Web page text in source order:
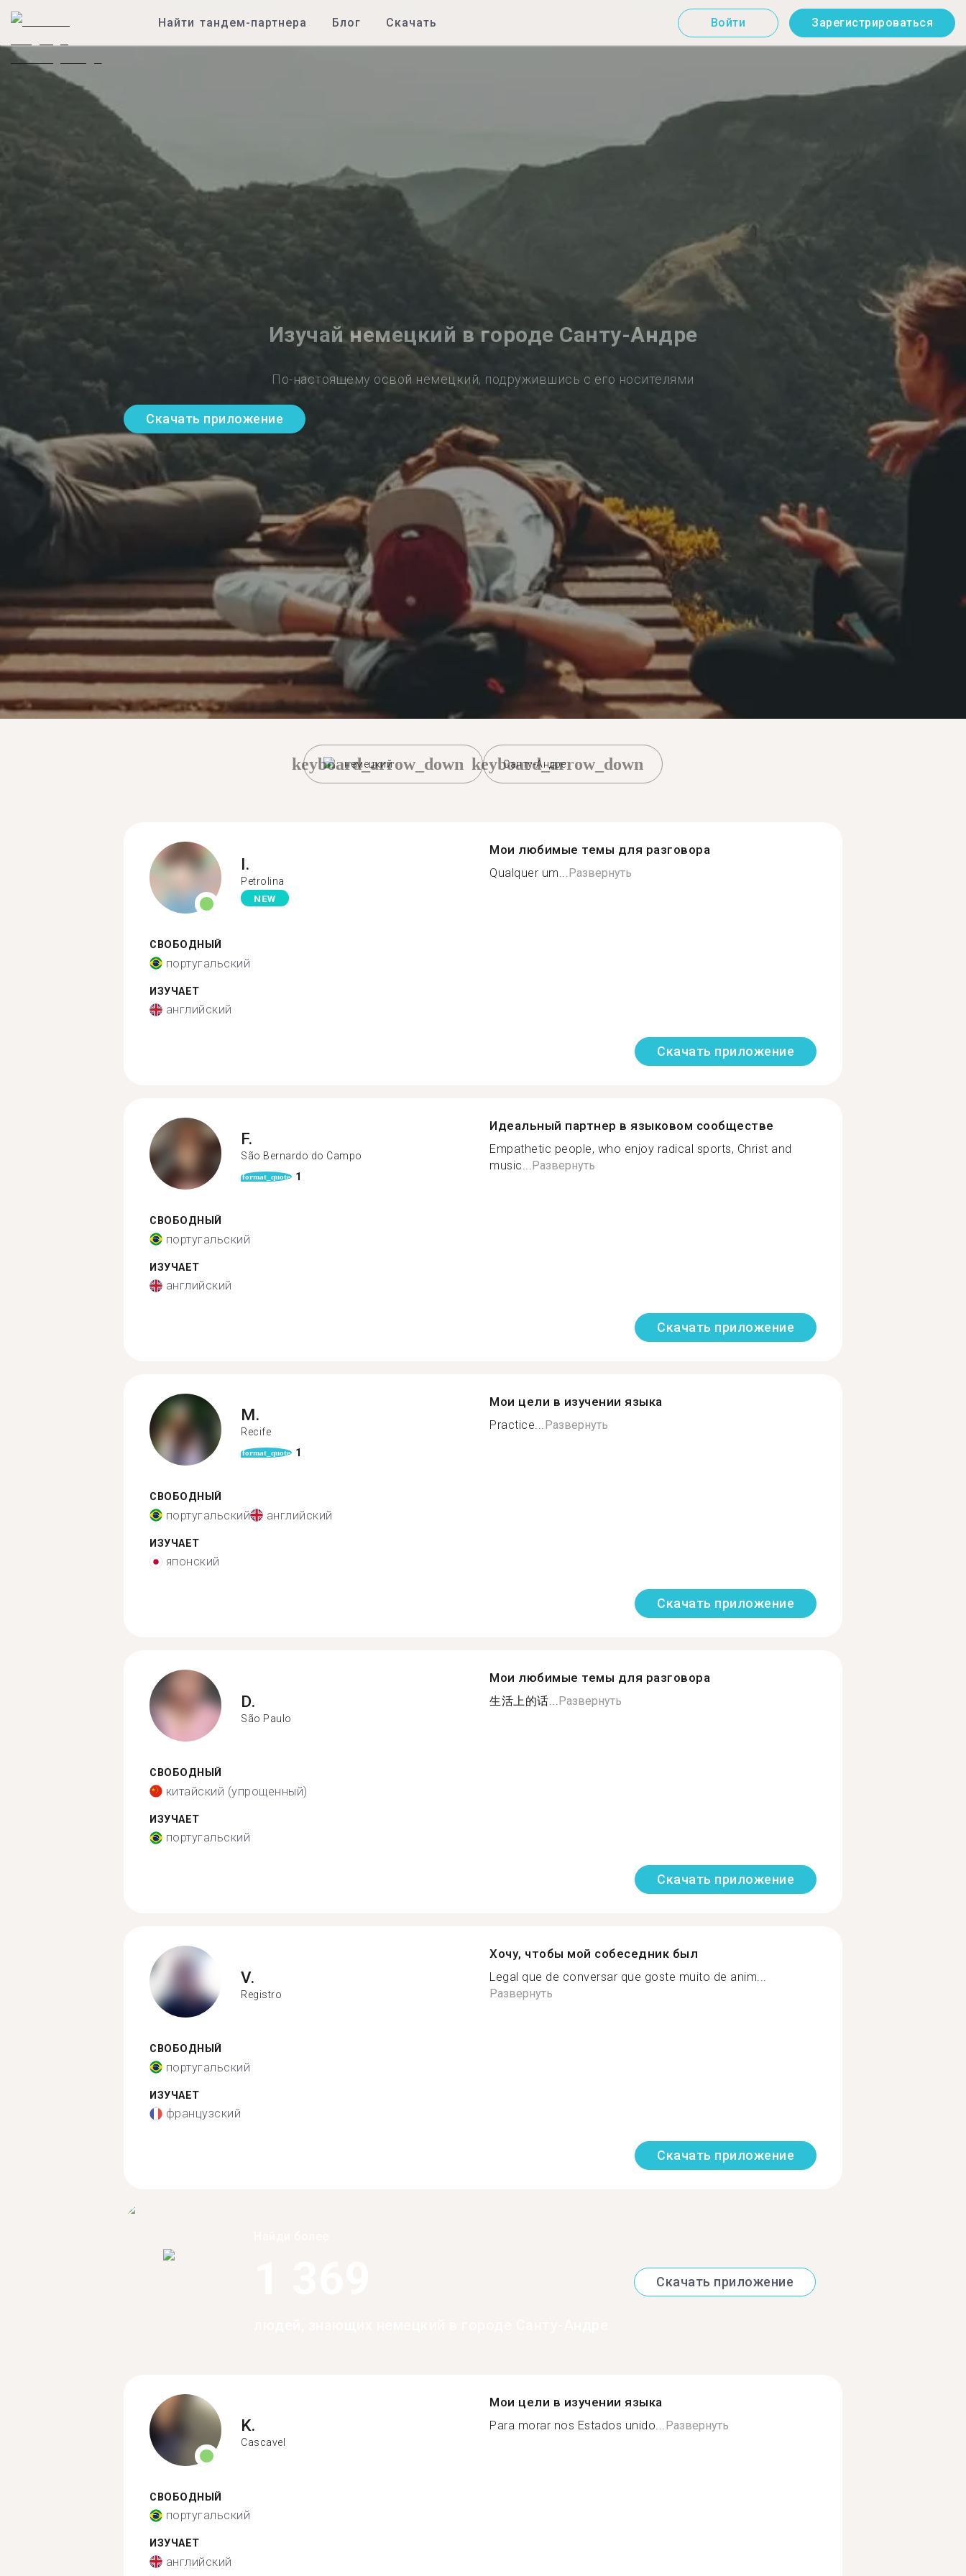
Найти тандем-партнера Блог Скачать Войти Зарегистрироваться
Изучай немецкий в городе Санту-Андре
По-настоящему освой немецкий, подружившись с его носителями
Скачать приложение
немецкий
keyboard_arrow_down Санту-Андре
keyboard_arrow_down
I.
Petrolina
NEW
СВОБОДНЫЙ
португальский
ИЗУЧАЕТ
английский
Мои любимые темы для разговора
Qualquer um...Развернуть
Скачать приложение
F.
São Bernardo do Campo
format_quote 1
СВОБОДНЫЙ
португальский
ИЗУЧАЕТ
английский
Идеальный партнер в языковом сообществе
Empathetic people, who enjoy radical sports, Christ and
music...Развернуть
Скачать приложение
M.
Recife
format_quote 1
СВОБОДНЫЙ
португальский английский
ИЗУЧАЕТ
японский
Мои цели в изучении языка
Practice...Развернуть
Скачать приложение
D.
São Paulo
СВОБОДНЫЙ
китайский (упрощенный)
ИЗУЧАЕТ
португальский
Мои любимые темы для разговора
生活上的话...Развернуть
Скачать приложение
V.
Registro
СВОБОДНЫЙ
португальский
ИЗУЧАЕТ
французский
Хочу, чтобы мой собеседник был
Legal que de conversar que goste muito de anim...
Развернуть
Скачать приложение
Скачать приложение
K.
Cascavel
СВОБОДНЫЙ
португальский
ИЗУЧАЕТ
английский
Мои цели в изучении языка
Para morar nos Estados unido... Развернуть